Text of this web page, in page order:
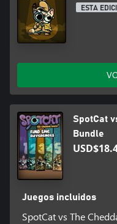
ESTA
SpotCat
Bundle
Juegos incluidos
SpotCat vs The